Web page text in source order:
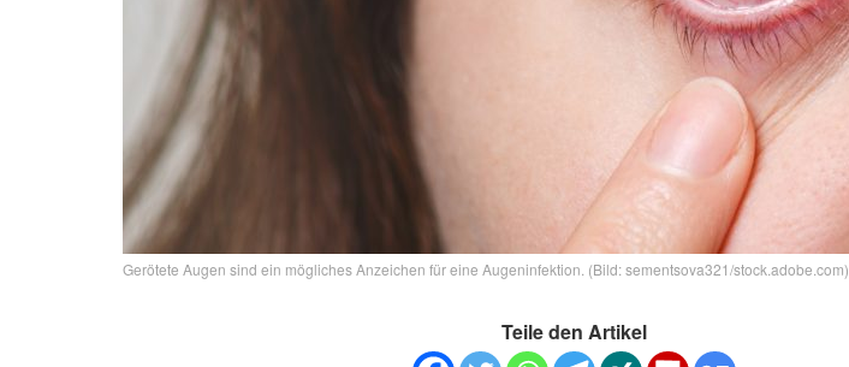
Gerötete Augen sind ein mögliches Anzeichen für eine Augeninfektion. (Bild: sementsova321/stock.adobe.com)
Teile den Artikel